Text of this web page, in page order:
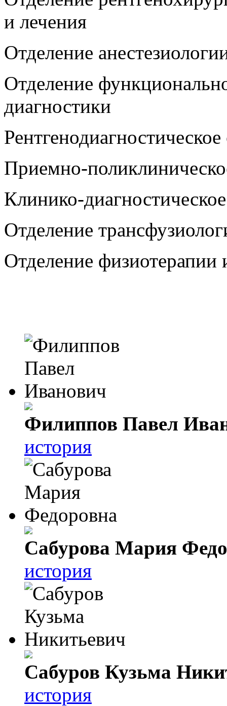
и лечения
Отделение
Отделение
диагностики
Приемно-
Клинико-
Отделение
Отделение физиотерапии
Филиппов Павел
история
Сабурова Мария
история
Сабуров Кузьма
история